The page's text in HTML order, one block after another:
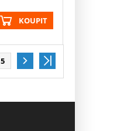
KOUPIT
5